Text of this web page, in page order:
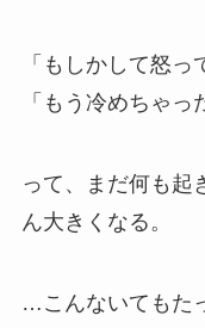
「もしかして怒っ
「もう冷めちゃっ
って、まだ何も起
ん大きくなる。
…こんないてもた